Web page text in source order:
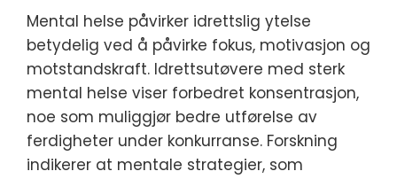
Mental helse påvirker idrettslig ytelse
betydelig ved å påvirke fokus, motivasjon og
motstandskraft. Idrettsutøvere med sterk
mental helse viser forbedret konsentrasjon,
noe som muliggjør bedre utførelse av
ferdigheter under konkurranse. Forskning
indikerer at mentale strategier, som